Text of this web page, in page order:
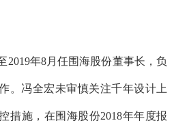
2019年8月任围海股份董事长，负
。 冯全宏未审慎关注千年设计上
措施 ，在围海股份2018年年度报